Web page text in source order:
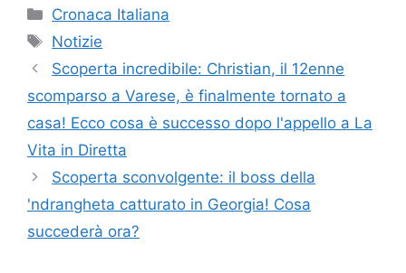
Categorie
Cronaca Italiana
Tag
Notizie
Scoperta incredibile: Christian, il 12enne
scomparso a Varese, è finalmente tornato a
casa! Ecco cosa è successo dopo l'appello a La
Vita in Diretta
Scoperta sconvolgente: il boss della
'ndrangheta catturato in Georgia! Cosa
succederà ora?